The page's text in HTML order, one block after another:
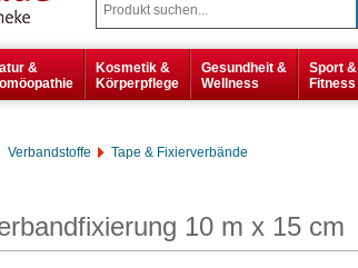
&
Kosmetik &
Körperpflege
Gesundheit &
Wellness
Sport &
Fitness
Verbandstoffe Tape & Fixierverbände
10 m x 15 cm